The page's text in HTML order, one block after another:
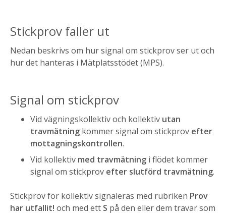
Stickprov faller ut
Nedan beskrivs om hur signal om stickprov ser ut och
hur det hanteras i Mätplatsstödet (MPS).
Signal om stickprov
Vid vägningskollektiv och kollektiv utan
travmätning kommer signal om stickprov efter
mottagningskontrollen.
Vid kollektiv med travmätning i flödet kommer
signal om stickprov efter slutförd travmätning.
Stickprov för kollektiv signaleras med rubriken Prov
har utfallit! och med ett S på den eller dem travar som